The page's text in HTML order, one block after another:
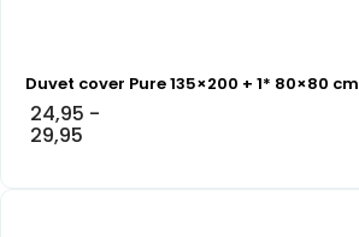
Duvet cover Pure 135×200 + 1* 80×80 cm
24,95 -
29,95